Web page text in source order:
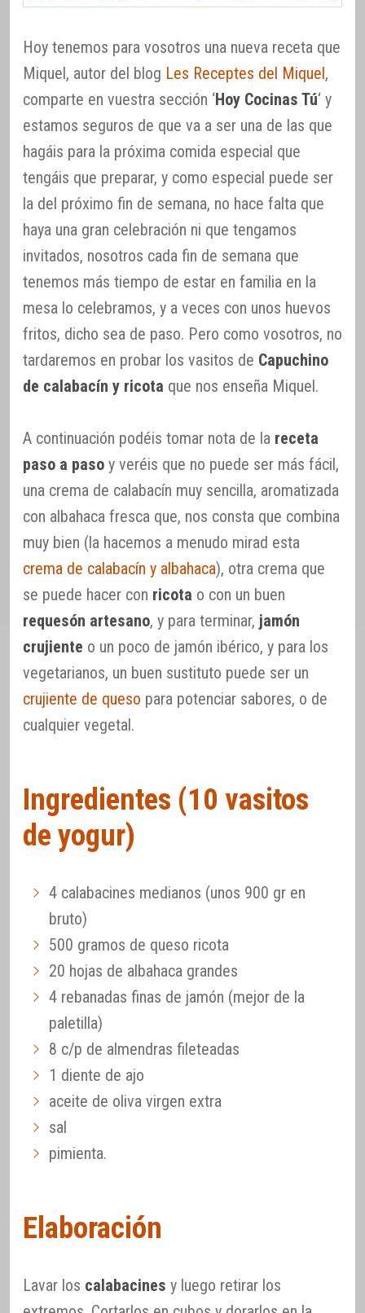
Hoy tenemos para vosotros una nueva receta que
Miquel, autor del blog Les Receptes del Miquel,
comparte en vuestra sección ‘Hoy Cocinas Tú‘ y
estamos seguros de que va a ser una de las que
hagáis para la próxima comida especial que
tengáis que preparar, y como especial puede ser
la del próximo fin de semana, no hace falta que
haya una gran celebración ni que tengamos
invitados, nosotros cada fin de semana que
tenemos más tiempo de estar en familia en la
mesa lo celebramos, y a veces con unos huevos
fritos, dicho sea de paso. Pero como vosotros, no
tardaremos en probar los vasitos de Capuchino
de calabacín y ricota que nos enseña Miquel.
A continuación podéis tomar nota de la receta
paso a paso y veréis que no puede ser más fácil,
una crema de calabacín muy sencilla, aromatizada
con albahaca fresca que, nos consta que combina
muy bien (la hacemos a menudo mirad esta
crema de calabacín y albahaca), otra crema que
se puede hacer con ricota o con un buen
requesón artesano, y para terminar, jamón
crujiente o un poco de jamón ibérico, y para los
vegetarianos, un buen sustituto puede ser un
crujiente de queso para potenciar sabores, o de
cualquier vegetal.
Ingredientes (10 vasitos
de yogur)
4 calabacines medianos (unos 900 gr en
bruto)
500 gramos de queso ricota
20 hojas de albahaca grandes
4 rebanadas finas de jamón (mejor de la
paletilla)
8 c/p de almendras fileteadas
1 diente de ajo
aceite de oliva virgen extra
sal
pimienta.
Elaboración
Lavar los calabacines y luego retirar los